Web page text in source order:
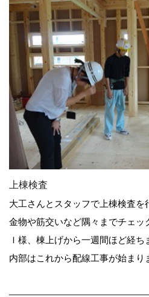
上棟検査
大工さんとスタッフで上棟検査を
金物や筋交いなど隅々までチェッ
Ｉ様、棟上げから一週間ほど経ち
内部はこれから配線工事が始まり